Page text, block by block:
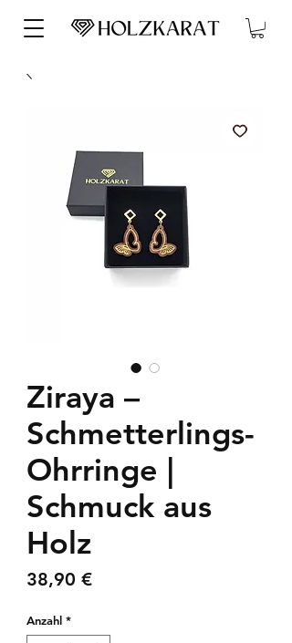
Ziraya –
Schmetterlings-
Ohrringe |
Schmuck aus
Holz
38,90 €Preis
Anzahl *